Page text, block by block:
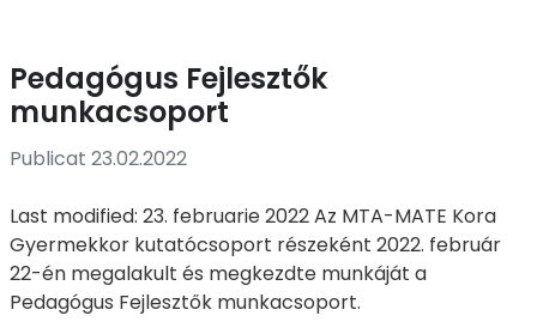
Pedagógus Fejlesztők
munkacsoport
Publicat 23.02.2022
Last modified: 23. februarie 2022 Az MTA-MATE Kora
Gyermekkor kutatócsoport részeként 2022. február
22-én megalakult és megkezdte munkáját a
Pedagógus Fejlesztők munkacsoport.